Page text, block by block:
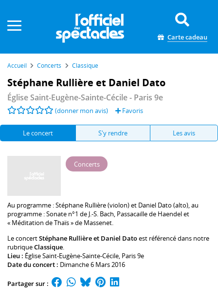
Carte cadeau
Accueil Concerts Classique
Stéphane Rullière et Daniel Dato
Église Saint-Eugène-Sainte-Cécile- Paris 9e
(donner mon avis) Favoris
Le concert S'y rendre Les avis
Concerts
Au programme :Stéphane Rullière(violon) et Daniel Dato (alto), au
programme : Sonate n°1 de J.-S. Bach, Passacaille de Haendel et
« Méditation de Thaïs » de Massenet.
Le concertStéphane Rullière et Daniel Datoest référencé dans notre
rubriqueClassique.
Lieu : Église Saint-Eugène-Sainte-Cécile, Paris 9e
Date du concert : Dimanche 6 Mars 2016
Partager sur :